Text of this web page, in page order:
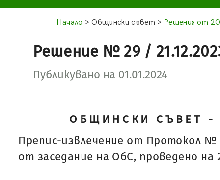
Начало > Общински съвет > Решения от
Решение № 29 /
Публикувано на 01.01.2024
ОБЩИНСКИ СЪВЕТ -
Препис-извлечение от Протокол №
от заседание на ОбС, проведено на